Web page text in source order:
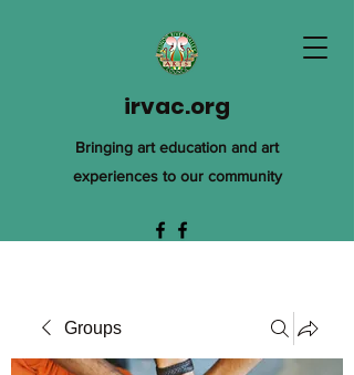
irvac.org
Bringing art education and art
experiences to our community
Groups